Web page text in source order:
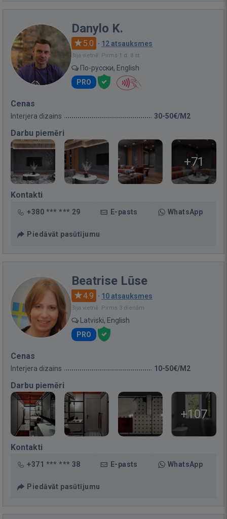
Danylo K.
5.0 · 12 atsauksmes
Bija vietnē: Pirms 1 d. 8 st.
По-русски, English
PRO
Cenas
Interjera dizains 30-50€/M2
Darbu piemēri
+71
Kontakti
+380 *** *** 29 E-pasts WhatsApp
Piedāvāt pasūtījumu
Beatrise Lūse
4.9 · 10 atsauksmes
Bija vietnē: Pirms 3 dienām
Latviski, English
PRO
Cenas
Interjera dizains 10-50€/M2
Darbu piemēri
+107
Kontakti
+371 *** *** 38 E-pasts WhatsApp
Piedāvāt pasūtījumu